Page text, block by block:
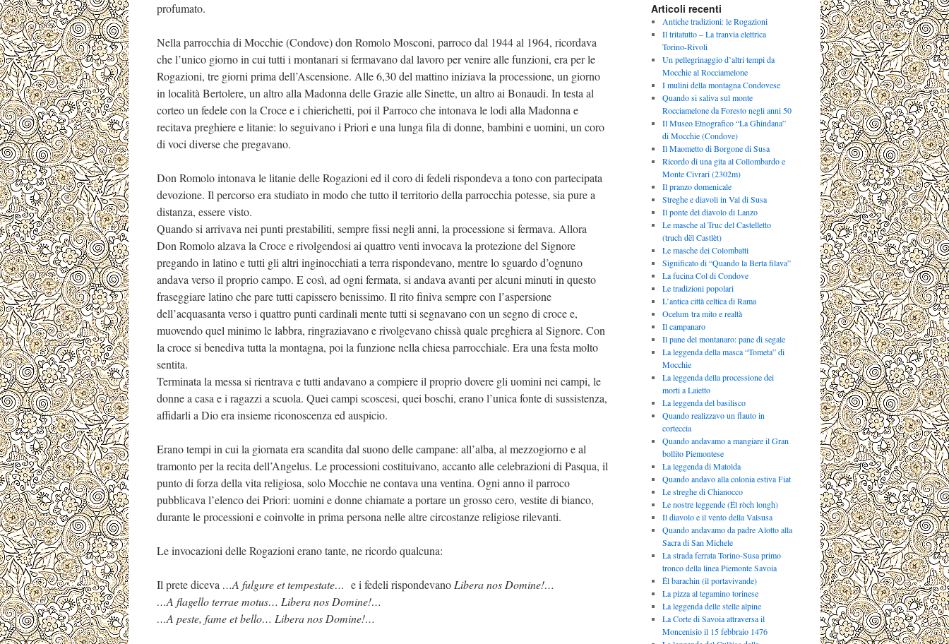
profumato.
Nella parrocchia di Mocchie (Condove) don Romolo Mosconi, parroco dal 1944 al 1964, ricordava
che l’unico giorno in cui tutti i montanari si fermavano dal lavoro per venire alle funzioni, era per le
Rogazioni, tre giorni prima dell’Ascensione. Alle 6,30 del mattino iniziava la processione, un giorno
in località Bertolere, un altro alla Madonna delle Grazie alle Sinette, un altro ai Bonaudi. In testa al
corteo un fedele con la Croce e i chierichetti, poi il Parroco che intonava le lodi alla Madonna e
recitava preghiere e litanie: lo seguivano i Priori e una lunga fila di donne, bambini e uomini, un coro
di voci diverse che pregavano.
Don Romolo intonava le litanie delle Rogazioni ed il coro di fedeli rispondeva a tono con partecipata
devozione. Il percorso era studiato in modo che tutto il territorio della parrocchia potesse, sia pure a
distanza, essere visto.
Quando si arrivava nei punti prestabiliti, sempre fissi negli anni, la processione si fermava. Allora
Don Romolo alzava la Croce e rivolgendosi ai quattro venti invocava la protezione del Signore
pregando in latino e tutti gli altri inginocchiati a terra rispondevano, mentre lo sguardo d’ognuno
andava verso il proprio campo. E così, ad ogni fermata, si andava avanti per alcuni minuti in questo
fraseggiare latino che pare tutti capissero benissimo. Il rito finiva sempre con l’aspersione
dell’acquasanta verso i quattro punti cardinali mente tutti si segnavano con un segno di croce e,
muovendo quel minimo le labbra, ringraziavano e rivolgevano chissà quale preghiera al Signore. Con
la croce si benediva tutta la montagna, poi la funzione nella chiesa parrocchiale. Era una festa molto
sentita.
Terminata la messa si rientrava e tutti andavano a compiere il proprio dovere gli uomini nei campi, le
donne a casa e i ragazzi a scuola. Quei campi scoscesi, quei boschi, erano l’unica fonte di sussistenza,
affidarli a Dio era insieme riconoscenza ed auspicio.
Erano tempi in cui la giornata era scandita dal suono delle campane: all’alba, al mezzogiorno e al
tramonto per la recita dell’Angelus. Le processioni costituivano, accanto alle celebrazioni di Pasqua, il
punto di forza della vita religiosa, solo Mocchie ne contava una ventina. Ogni anno il parroco
pubblicava l’elenco dei Priori: uomini e donne chiamate a portare un grosso cero, vestite di bianco,
durante le processioni e coinvolte in prima persona nelle altre circostanze religiose rilevanti.
Le invocazioni delle Rogazioni erano tante, ne ricordo qualcuna:
Il prete diceva …A fulgure et tempestate… e i fedeli rispondevano Libera nos Domine!…
…A flagello terrae motus… Libera nos Domine!…
…A peste, fame et bello… Libera nos Domine!…
Articoli recenti
Antiche tradizioni: le Rogazioni
Il tritatutto – La tranvia elettrica
Torino-Rivoli
Un pellegrinaggio d’altri tempi da
Mocchie al Rocciamelone
I mulini della montagna Condovese
Quando si saliva sul monte
Rocciamelone da Foresto negli anni 50
Il Museo Etnografico “La Ghindana”
di Mocchie (Condove)
Il Maometto di Borgone di Susa
Ricordo di una gita al Collombardo e
Monte Civrari (2302m)
Il pranzo domenicale
Streghe e diavoli in Val di Susa
Il ponte del diavolo di Lanzo
Le masche al Truc del Castelletto
(truch dël Castlèt)
Le masche dei Colombatti
Significato di “Quando la Berta filava”
La fucina Col di Condove
Le tradizioni popolari
L’antica città celtica di Rama
Ocelum tra mito e realtà
Il campanaro
Il pane del montanaro: pane di segale
La leggenda della masca “Tometa” di
Mocchie
La leggenda della processione dei
morti a Laietto
La leggenda del basilisco
Quando realizzavo un flauto in
corteccia
Quando andavamo a mangiare il Gran
bollito Piemontese
La leggenda di Matolda
Quando andavo alla colonia estiva Fiat
Le streghe di Chianocco
Le nostre leggende (Ël ròch longh)
Il diavolo e il vento della Valsusa
Quando andavamo da padre Alotto alla
Sacra di San Michele
La strada ferrata Torino-Susa primo
tronco della linea Piemonte Savoia
Ël barachin (il portavivande)
La pizza al tegamino torinese
La leggenda delle stelle alpine
La Corte di Savoia attraversa il
Moncenisio il 15 febbraio 1476